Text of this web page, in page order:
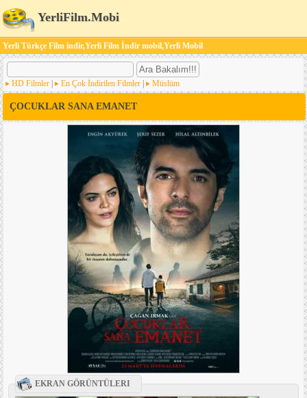
YerliFilm.Mobi
Yerli Türkçe Film indir,Yerli Film İndir mobil,Yerli Mobil
HD Filmler En Çok İndirilen Filmler Müslüm
ÇOCUKLAR SANA EMANET
EKRAN GÖRÜNTÜLERI